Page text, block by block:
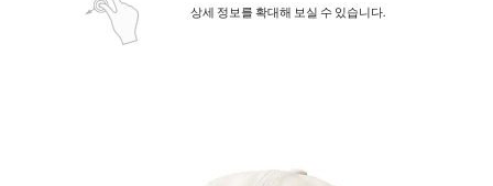
상세 정보를 확대해 보실 수 있습니다.